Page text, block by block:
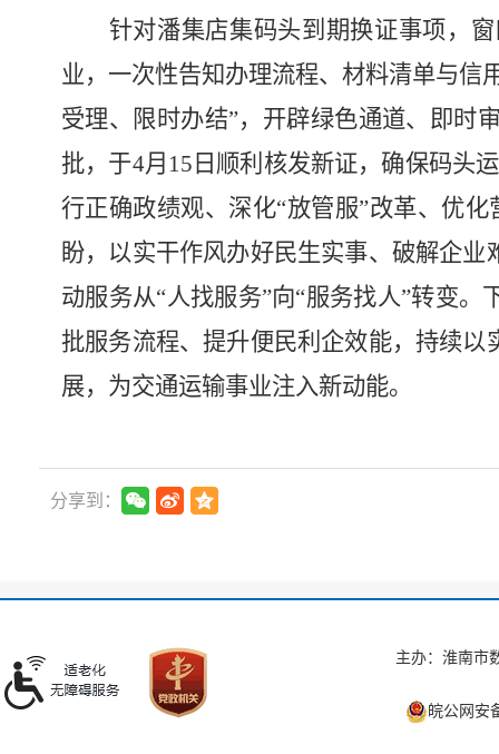
针对潘集店集码头到期换证事项，
业，一次性告知办理流程、材料清单与信
受理、限时办结”，开辟绿色通道、即时
批，于4月 15 日顺利核发新证，确保码头
行正确政绩观、深化“放管服”改革、优化
盼，以实干作风办好民生实事、破解企
动服务从“人找服务”向“服务找人”转变。
批服务流程、提升便民利企效能，持续
展，为交通运输事业注入新动能。
分享到：
主办：淮南市
皖公网安